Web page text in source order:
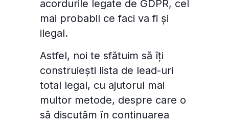
acordurile legate de GDPR, cel
mai probabil ce faci va fi și
ilegal.
Astfel, noi te sfătuim să îți
construiești lista de lead-uri
total legal, cu ajutorul mai
multor metode, despre care o
să discutăm în continuarea